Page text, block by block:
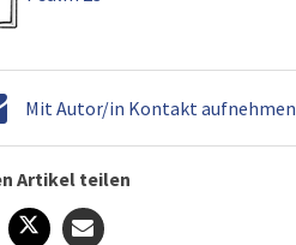
Mit Autor/in Kontakt aufnehmen
Artikel teilen